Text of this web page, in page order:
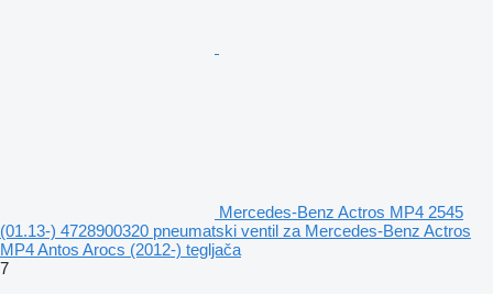
Mercedes-Benz Actros MP4 2545
(01.13-) 4728900320 pneumatski ventil za Mercedes-Benz Actros
MP4 Antos Arocs (2012-) tegljača
7